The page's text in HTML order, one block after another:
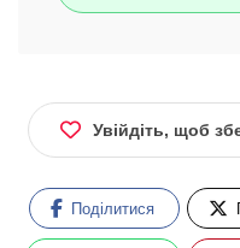
Увійдіть, щоб
Поділитися